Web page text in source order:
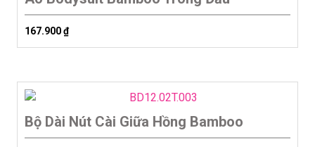
167.900₫
Bộ Dài Nút Cài Giữa Hồng Bamboo